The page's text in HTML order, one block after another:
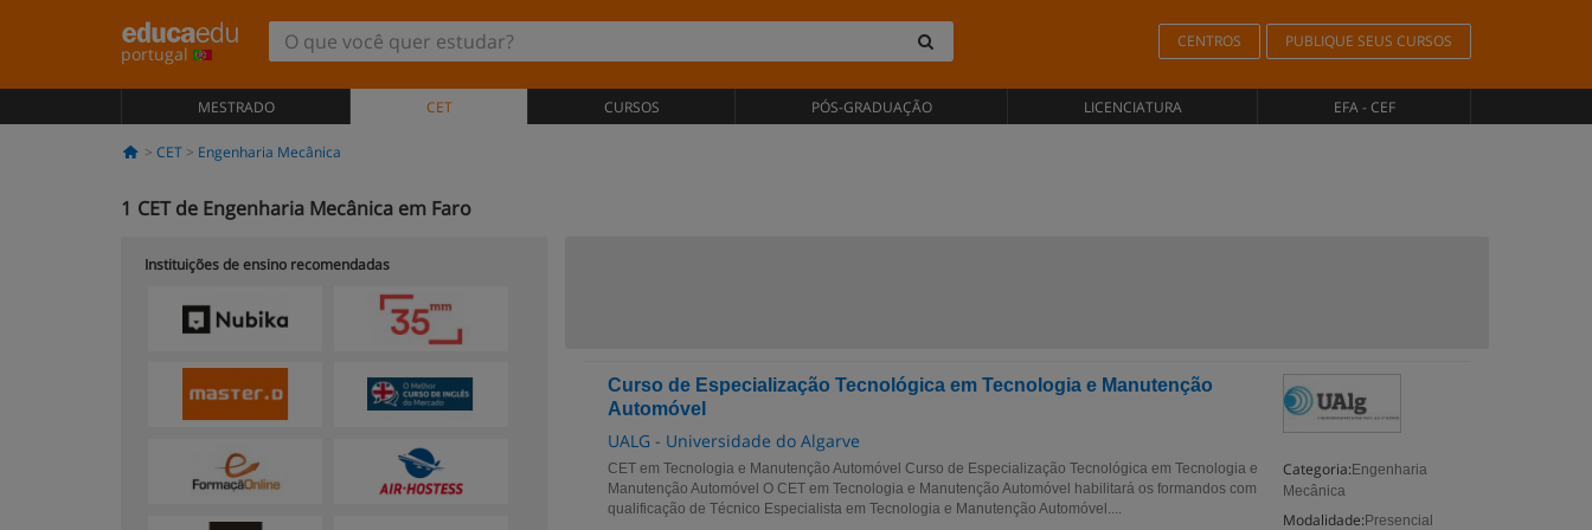
portugal
CENTROS PUBLIQUE SEUS CURSOS
MESTRADO CET CURSOS PÓS-GRADUAÇÃO LICENCIATURA EFA - CEF
CET Engenharia Mecânica
1 CET de Engenharia Mecânica em Faro
Curso de Especialização Tecnológica em Tecnologia e Manutenção
Automóvel
UALG - Universidade do Algarve
Categoria: Engenharia
Mecânica
Modalidade: Presencial
CET em Tecnologia e Manutenção Automóvel Curso de Especialização Tecnológica em Tecnologia e
Manutenção Automóvel O CET em Tecnologia e Manutenção Automóvel habilitará os formandos com
qualificação de Técnico Especialista em Tecnologia e Manutenção Automóvel....
Instituições de ensino recomendadas